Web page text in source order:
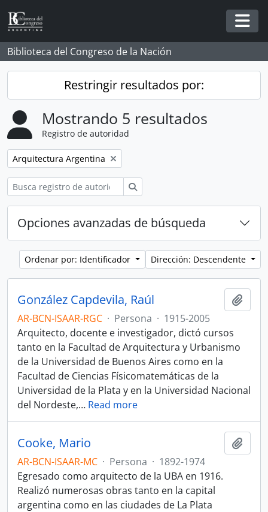
Skip to main content
Biblioteca del Congreso de la Nación
Restringir resultados por:
Mostrando 5 resultados
Registro de autoridad
Remove filter:
Arquitectura Argentina
Opciones avanzadas de búsqueda
Ordenar por: Identificador Dirección: Descendente
González Capdevila, Raúl
AR-BCN-ISAAR-RGC · Persona · 1915-2005
Arquitecto, docente e investigador, dictó cursos
tanto en la Facultad de Arquitectura y Urbanismo
de la Universidad de Buenos Aires como en la
Facultad de Ciencias Físicomatemáticas de la
Universidad de la Plata y en la Universidad Nacional
del Nordeste,… Read more
Cooke, Mario
AR-BCN-ISAAR-MC · Persona · 1892-1974
Egresado como arquitecto de la UBA en 1916.
Realizó numerosas obras tanto en la capital
argentina como en las ciudades de La Plata